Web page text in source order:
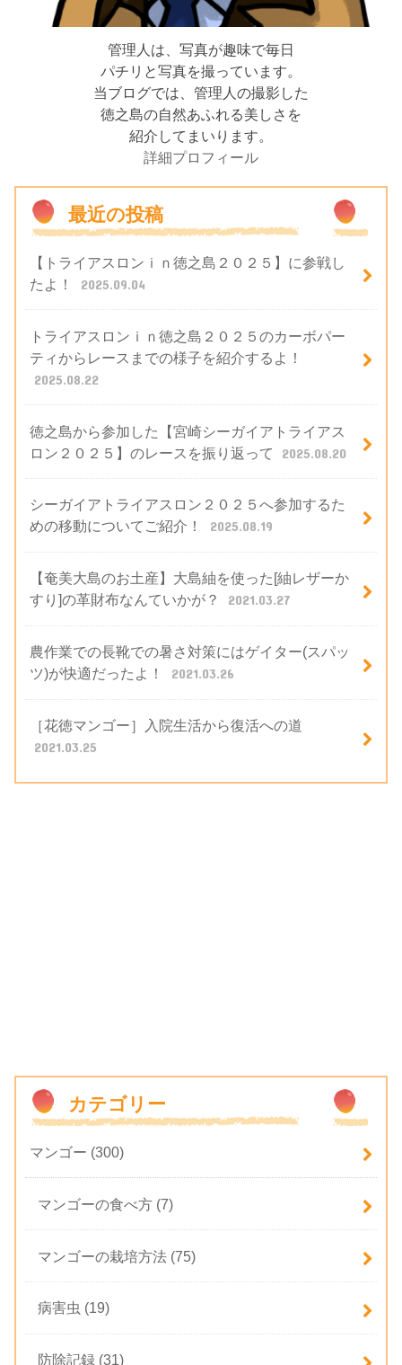
管理人は、写真が趣味で毎日
パチリと写真を撮っています。
当ブログでは、管理人の撮影した
徳之島の自然あふれる美しさを
紹介してまいります。
詳細プロフィール
最近の投稿
【トライアスロンｉｎ徳之島２０２５】に参戦し
たよ！
2025.09.04
トライアスロンｉｎ徳之島２０２５のカーボパー
ティからレースまでの様子を紹介するよ！
2025.08.22
徳之島から参加した【宮崎シーガイアトライアス
ロン２０２５】のレースを振り返って
2025.08.20
シーガイアトライアスロン２０２５へ参加するた
めの移動についてご紹介！
2025.08.19
【奄美大島のお土産】大島紬を使った[紬レザーか
すり]の革財布なんていかが？
2021.03.27
農作業での長靴での暑さ対策にはゲイター(スパッ
ツ)が快適だったよ！
2021.03.26
［花徳マンゴー］入院生活から復活への道
2021.03.25
カテゴリー
マンゴー (300)
マンゴーの食べ方 (7)
マンゴーの栽培方法 (75)
病害虫 (19)
防除記録 (31)